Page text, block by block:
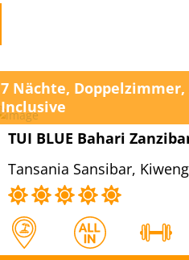
7 Nächte, Doppelzimmer,
Inclusive
TUI BLUE Bahari
Tansania Sansibar,